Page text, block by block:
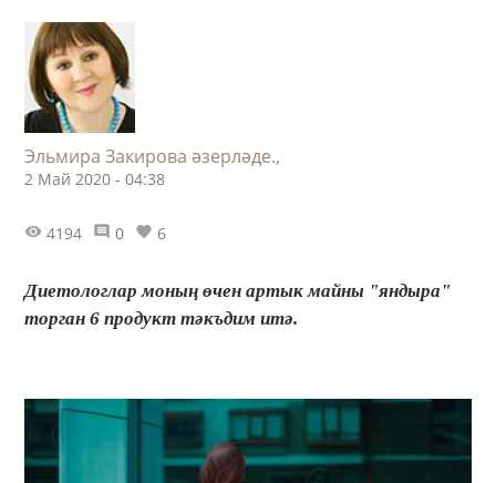
Эльмира Закирова әзерләде.,
2 Май 2020 - 04:38
4194 0 6
Диетологлар моның өчен артык майны "яндыра"
торган 6 продукт тәкъдим итә.